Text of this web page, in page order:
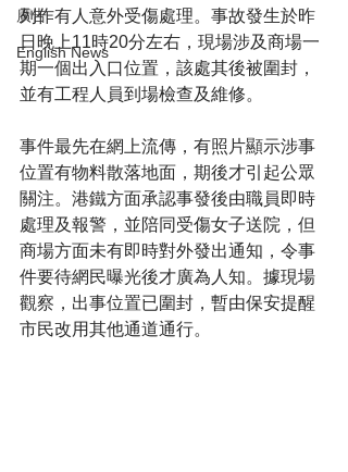
廣告
English News
列作有人意外受傷處理。事故發生於昨
日晚上11時20分左右，現場涉及商場一
期一個出入口位置，該處其後被圍封，
並有工程人員到場檢查及維修。
事件最先在網上流傳，有照片顯示涉事
位置有物料散落地面，期後才引起公眾
關注。港鐵方面承認事發後由職員即時
處理及報警，並陪同受傷女子送院，但
商場方面未有即時對外發出通知，令事
件要待網民曝光後才廣為人知。據現場
觀察，出事位置已圍封，暫由保安提醒
市民改用其他通道通行。